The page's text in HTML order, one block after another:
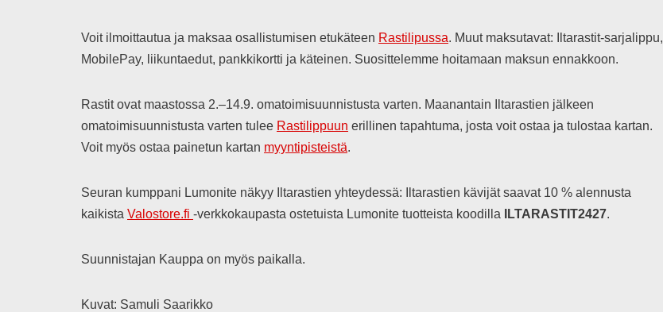
Voit ilmoittautua ja maksaa osallistumisen etukäteen Rastilipussa. Muut maksutavat: Iltarastit-sarjalippu,
MobilePay, liikuntaedut, pankkikortti ja käteinen. Suosittelemme hoitamaan maksun ennakkoon.
Rastit ovat maastossa 2.–14.9. omatoimisuunnistusta varten. Maanantain Iltarastien jälkeen
omatoimisuunnistusta varten tulee Rastilippuun erillinen tapahtuma, josta voit ostaa ja tulostaa kartan.
Voit myös ostaa painetun kartan myyntipisteistä.
Seuran kumppani Lumonite näkyy Iltarastien yhteydessä: Iltarastien kävijät saavat 10 % alennusta
kaikista Valostore.fi -verkkokaupasta ostetuista Lumonite tuotteista koodilla ILTARASTIT2427.
Suunnistajan Kauppa on myös paikalla.
Kuvat: Samuli Saarikko